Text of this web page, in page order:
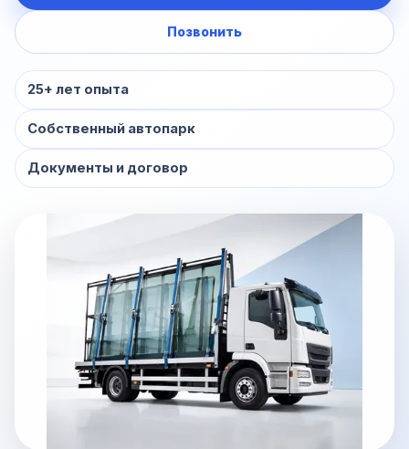
Позвонить
25+ лет опыта
Собственный автопарк
Документы и договор